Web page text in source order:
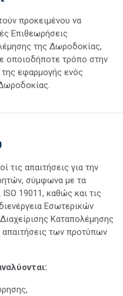
προκειμένου να
Επιθεωρήσεις
της Δωροδοκίας,
οποιοδήποτε τρόπο στην
εφαρμογής ενός
τις απαιτήσεις για την
σύμφωνα με τα
19011, καθώς και τις
Εσωτερικών
Καταπολέμησης
των προτύπων